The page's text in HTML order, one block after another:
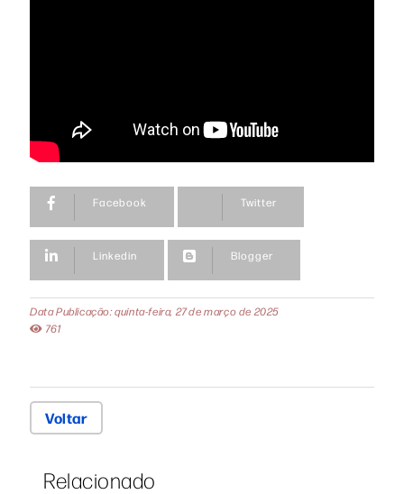
Facebook Twitter
Linkedin Blogger
Data Publicação: quinta-feira, 27 de março de 2025
761
Voltar
Relacionado